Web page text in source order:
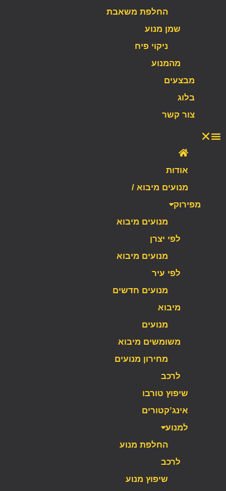
החלפת משאבת
שמן מנוע
ניקוי פיח
מהמנוע
מבצעים
בלוג
צור קשר
אודות
מנועים מיבוא /
מפירוק
מנועים מיבוא
לפי יצרן
מנועים מיבוא
לפי עיר
מנועים חדשים
מיבוא
מנועים
משומשים מיבוא
מחירון מנועים
לרכב
שיפוץ טורבו
אינג’קטורים
למנוע
החלפת מנוע
לרכב
שיפוץ מנוע